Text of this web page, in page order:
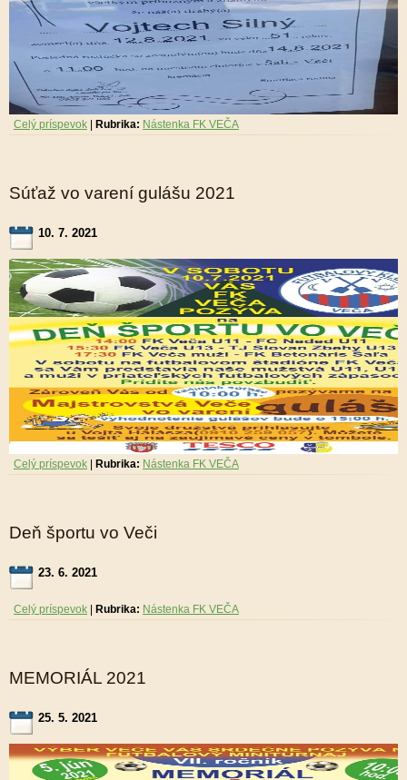
Celý príspevok Rubrika: Nástenka FK VEČA
Súťaž vo varení gulášu 2021
10. 7. 2021
Celý príspevok Rubrika: Nástenka FK VEČA
Deň športu vo Veči
23. 6. 2021
Celý príspevok Rubrika: Nástenka FK VEČA
MEMORIÁL 2021
25. 5. 2021